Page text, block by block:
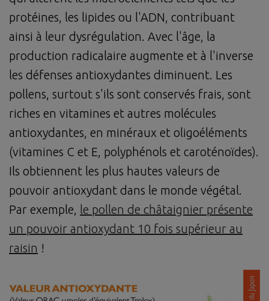
protéines, les lipides ou l'ADN, contribuant
ainsi à leur dysrégulation. Avec l'âge, la
production radicalaire augmente et à l'inverse
les défenses antioxydantes diminuent. Les
pollens, surtout s'ils sont conservés frais, sont
riches en vitamines et autres molécules
antioxydantes, en minéraux et oligoéléments
(vitamines C et E, polyphénols et caroténoïdes).
Ils obtiennent les plus hautes valeurs de
pouvoir antioxydant dans le monde végétal.
Par exemple, le pollen de châtaignier présente
un pouvoir antioxydant 10 fois supérieur au
raisin !